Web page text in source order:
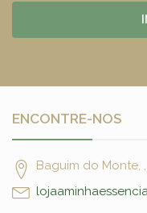
ENCONTRE-NOS
Baguim do Monte,